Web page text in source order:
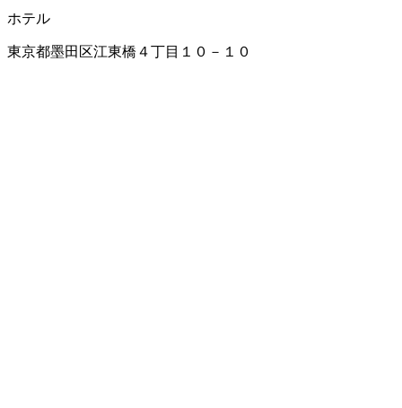
ホテル
東京都墨田区江東橋４丁目１０－１０